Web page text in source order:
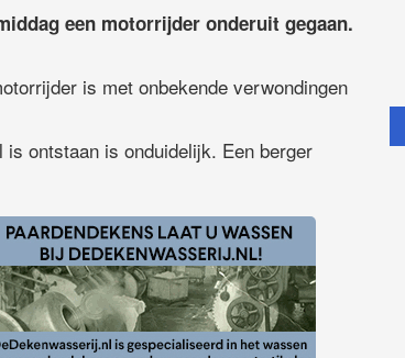
een motorrijder onderuit gegaan.
is met onbekende verwondingen
ontstaan is onduidelijk. Een berger